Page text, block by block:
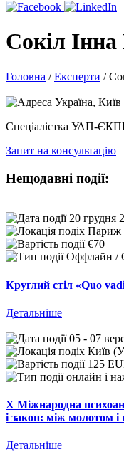
Сокіл
Головна /Експерти /
Україна, Київ
Спеціалістка УАП-
Запит на консультацію
Нещодавні події:
20 грудня
Париж
€70
Оффлайн /
Круглий стіл «Quo
Детальніше
05 - 07
Київ
125
онлайн і
Х Міжнародна
і закон: між молотом і
Детальніше